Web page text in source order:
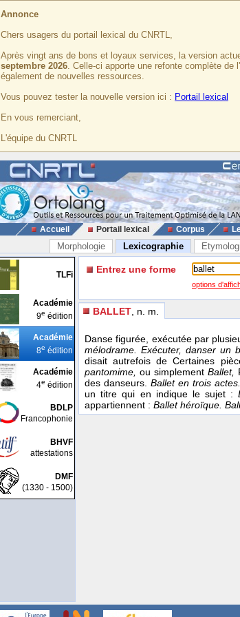
Annonce
Chers usagers du portail lexical du CNRTL,
Après vingt ans de bons et loyaux services, la version
septembre 2026. Celle-ci apporte une refonte complète
également de nouvelles ressources.
Vous pouvez tester la nouvelle version ici : Portail lexical
En vous remerciant,
L'équipe du CNRTL
Accueil Portail lexical Corpus
Morphologie Lexicographie
TLFi
Académie
9e édition
Académie
8e édition
Académie
4e édition
BDLP
Francophonie
BHVF
attestations
DMF
(1330 - 1500)
Entrez une forme
options
BALLET , n. m.
Danse figurée, exécutée par
mélodrame. Exécuter, danser un
disait autrefois de Certaines
pantomime, ou simplement Ballet,
des danseurs. Ballet en trois
un titre qui en indique le sujet :
appartiennent : Ballet héroïque.